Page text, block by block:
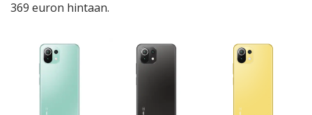
369 euron hintaan.